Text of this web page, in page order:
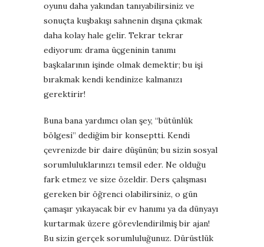
oyunu daha yakından tanıyabilirsiniz ve
sonuçta kuşbakışı sahnenin dışına çıkmak
daha kolay hale gelir. Tekrar tekrar
ediyorum: drama üçgeninin tanımı
başkalarının işinde olmak demektir; bu işi
bırakmak kendi kendinize kalmanızı
gerektirir!
Buna bana yardımcı olan şey, “bütünlük
bölgesi” dediğim bir konseptti. Kendi
çevrenizde bir daire düşünün; bu sizin sosyal
sorumluluklarınızı temsil eder. Ne olduğu
fark etmez ve size özeldir. Ders çalışması
gereken bir öğrenci olabilirsiniz, o gün
çamaşır yıkayacak bir ev hanımı ya da dünyayı
kurtarmak üzere görevlendirilmiş bir ajan!
Bu sizin gerçek sorumluluğunuz. Dürüstlük